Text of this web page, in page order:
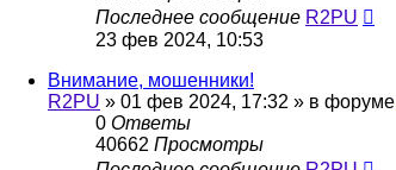
Последнее сообщение R2PU
23 фев 2024, 10:53
Внимание, мошенники!
R2PU » 01 фев 2024, 17:32 » в форуме
0 Ответы
40662 Просмотры